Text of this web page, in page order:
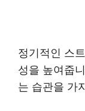
정기적인 스
성을 높여줍
는 습관을 가